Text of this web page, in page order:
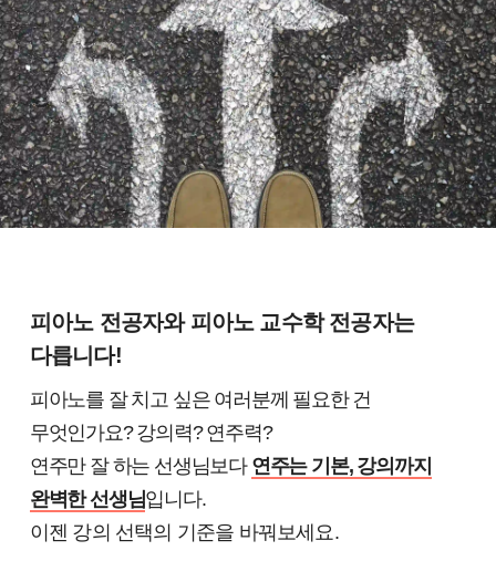
피아노 전공자와 피아노 교수학 전공자는
다릅니다!
피아노를 잘 치고 싶은 여러분께 필요한 건
무엇인가요? 강의력? 연주력?
연주만 잘 하는 선생님보다 연주는 기본, 강의까지
완벽한 선생님입니다.
이젠 강의 선택의 기준을 바꿔보세요.